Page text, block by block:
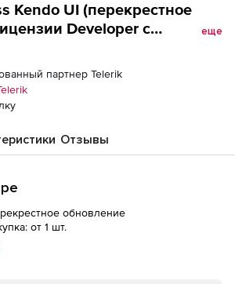
Kendo UI (перекрестное
Developer с
to Progress DevCraft
&amp; JSP 60 day upgrade
еще
партнер Telerik
Отзывы
обновление
от 1 шт.